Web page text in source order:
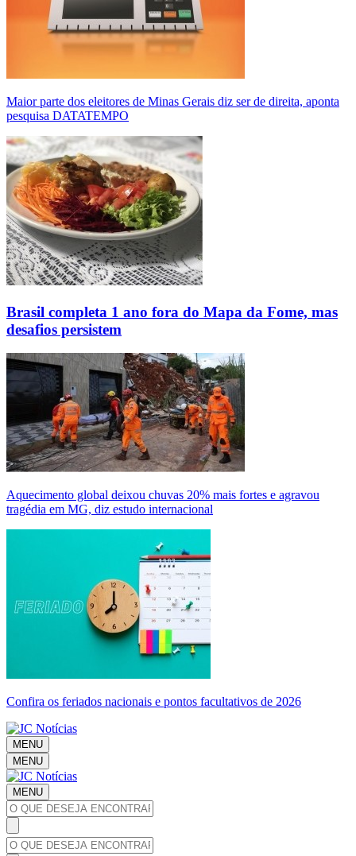
Maior parte dos eleitores de Minas Gerais diz ser de direita, aponta
pesquisa DATATEMPO
Brasil completa 1 ano fora do Mapa da Fome, mas
desafios persistem
Aquecimento global deixou chuvas 20% mais fortes e agravou
tragédia em MG, diz estudo internacional
Confira os feriados nacionais e pontos facultativos de 2026
MENU
MENU
MENU